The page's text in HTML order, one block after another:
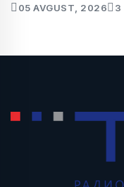
05 AVGUST, 2026 3